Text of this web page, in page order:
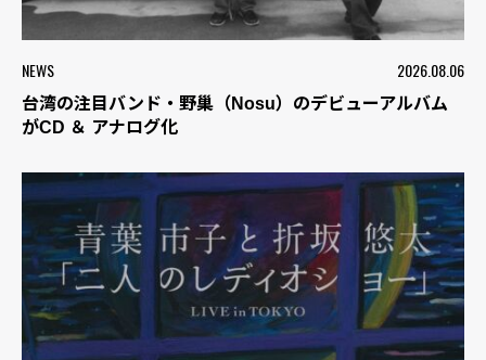
NEWS 2026.08.06
台湾の注目バンド・野巢（Nosu）のデビューアルバム
がCD ＆ アナログ化